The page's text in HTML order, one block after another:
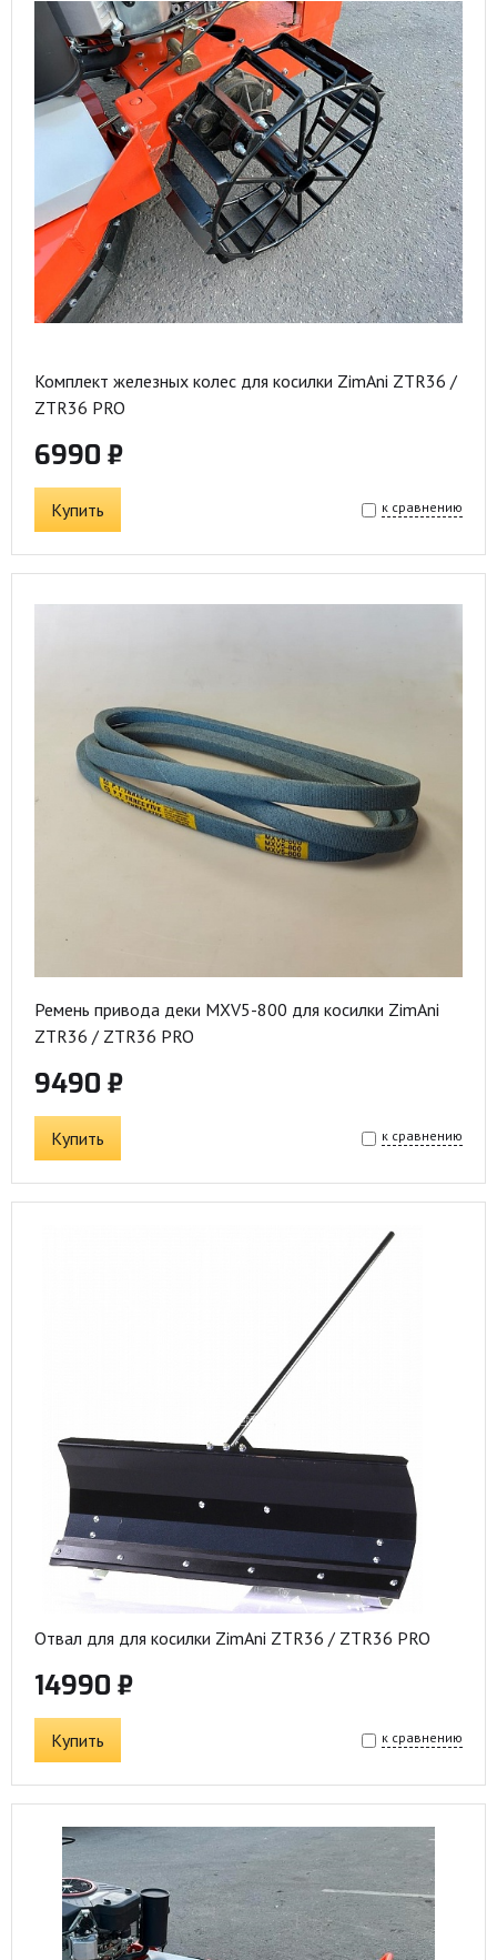
Комплект железных колес для косилки ZimAni ZTR36 /
ZTR36 PRO
6990 ₽
Купить к сравнению
Ремень привода деки MXV5-800 для косилки ZimAni
ZTR36 / ZTR36 PRO
9490 ₽
Купить к сравнению
Отвал для для косилки ZimAni ZTR36 / ZTR36 PRO
14990 ₽
Купить к сравнению